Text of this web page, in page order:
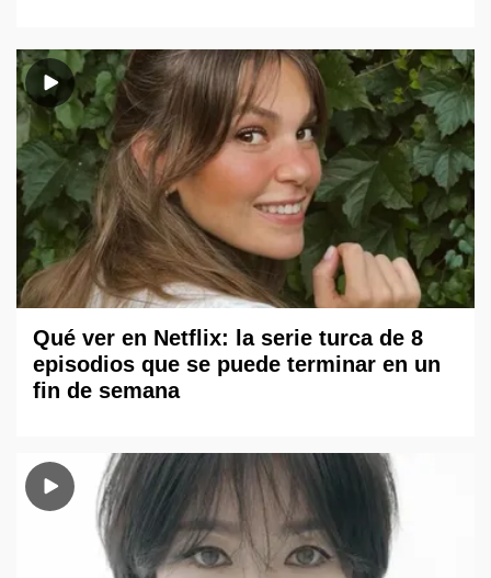
Qué ver en Netflix: la serie turca de 8
episodios que se puede terminar en un
fin de semana